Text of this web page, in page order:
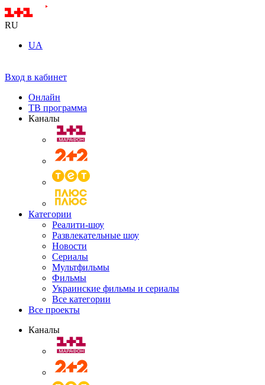
RU
UA
Вход в кабинет
Онлайн
ТВ программа
Каналы
Категории
Реалити-шоу
Развлекательные шоу
Новости
Сериалы
Мультфильмы
Фильмы
Украинские фильмы и сериалы
Все категории
Все проекты
Каналы